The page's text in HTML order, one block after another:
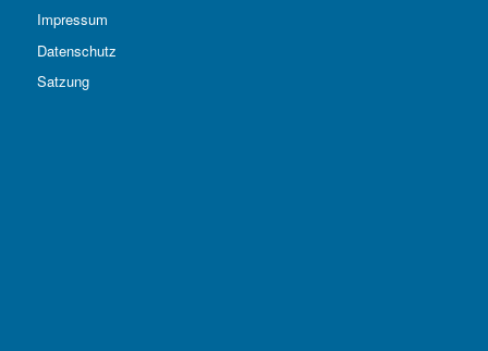
Impressum
Datenschutz
Satzung